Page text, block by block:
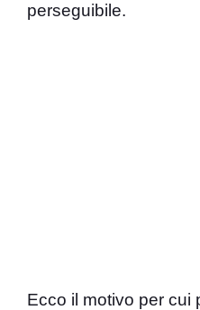
perseguibile.
Ecco il motivo per cui